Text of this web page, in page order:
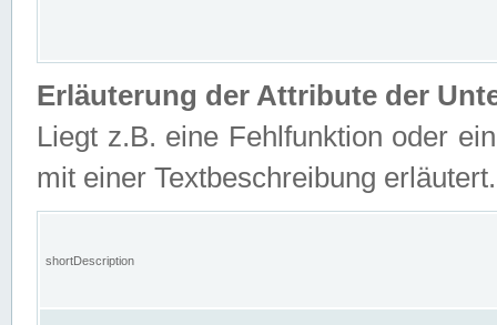
Erläuterung der Attribute der
Liegt z.B. eine Fehlfunktion oder
mit einer Textbeschreibung erläutert.
shortDescription